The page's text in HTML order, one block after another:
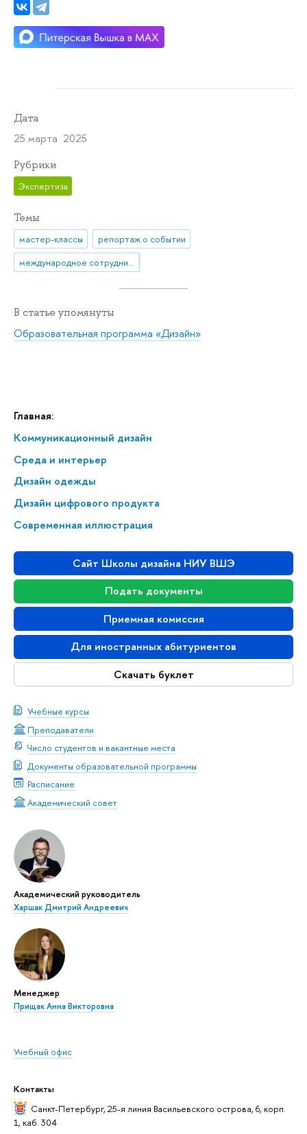
Главная:
Коммуникационный дизайн
Среда и интерьер
Дизайн одежды
Дизайн цифрового продукта
Современная иллюстрация
Сайт Школы дизайна НИУ ВШЭ
Подать документы
Приемная комиссия
Для иностранных абитуриентов
Скачать буклет
Учебные курсы
Преподаватели
Число студентов и вакантные места
Документы образовательной программы
Расписание
Академический совет
Академический руководитель
Харшак Дмитрий Андреевич
Менеджер
Прищак Анна Викторовна
Учебный офис
Контакты
Санкт-Петербург, 25-я линия Васильевского острова, 6, корп.
1, каб. 304
Дата
25 марта 2025
Рубрики
Экспертиза
Темы
мастер-классы
репортаж о событии
международное сотрудничество
В статье упомянуты
Образовательная программа «Дизайн»